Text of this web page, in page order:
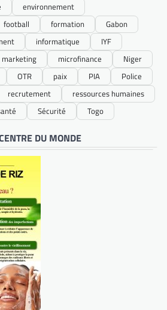
environnement
football formation
Gabon
informatique
IYF
marketing microfinance
Niger
OTR paix PIA
Police
recrutement
ressources humaines
Sécurité Togo
DU MONDE